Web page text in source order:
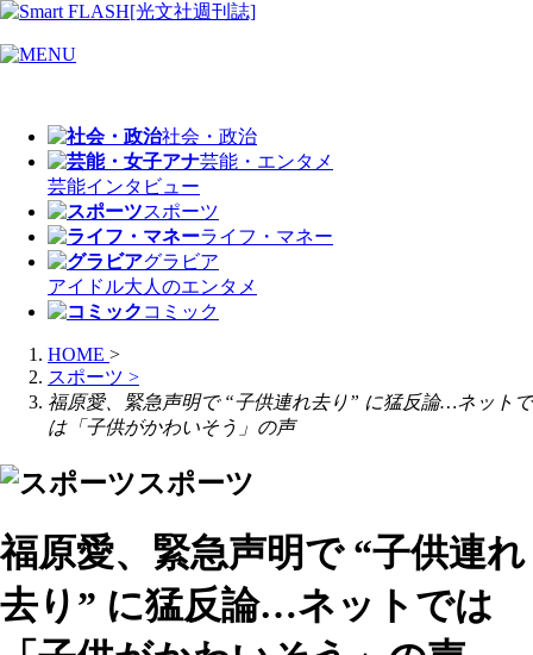
社会・政治
芸能・エンタメ
芸能インタビュー
スポーツ
ライフ・マネー
グラビア
アイドル大人のエンタメ
コミック
HOME >
スポーツ >
福原愛、緊急声明で “子供連れ去り” に猛反論…ネットで
は「子供がかわいそう」の声
スポーツ
福原愛、緊急声明で “子供連れ
去り” に猛反論…ネットでは